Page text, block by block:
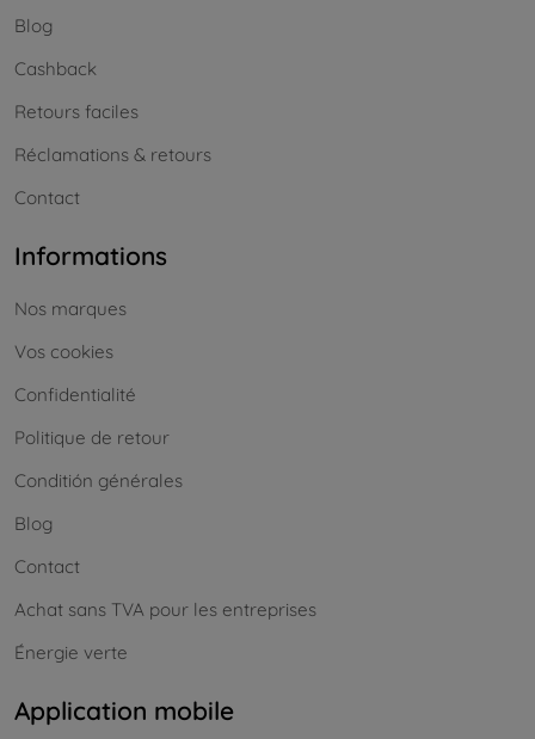
Blog
Cashback
Retours faciles
Réclamations & retours
Contact
Informations
Nos marques
Vos cookies
Confidentialité
Politique de retour
Conditión générales
Blog
Contact
Achat sans TVA pour les entreprises
Énergie verte
Application mobile